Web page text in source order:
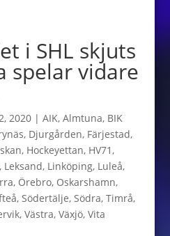
i SHL skjuts
spelar vidare
2020| AIK, Almtuna, BIK
, Djurgården, Färjestad,
, Hockeyettan, HV71,
, Leksand, Linköping, Luleå,
, Örebro, Oskarshamn,
, Södertälje, Södra, Timrå,
, Västra, Växjö, Vita